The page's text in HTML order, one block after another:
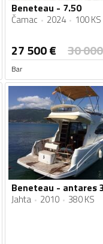
Beneteau - 7.50
Čamac 2024 100 KS
27 500€ 30 000
Bar
Beneteau - antares
Jahta 2010 380 KS